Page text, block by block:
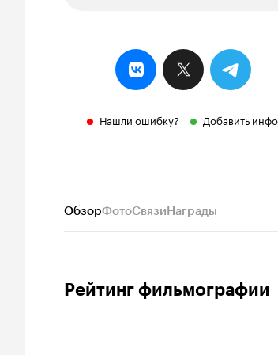
Нашли ошибку? Добавить инфо
ОбзорФотоСвязиНаграды
Рейтинг фильмографии